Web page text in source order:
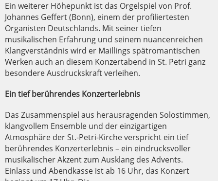
Ein weiterer Höhepunkt ist das Orgelspiel von Prof.
Johannes Geffert (Bonn), einem der profiliertesten
Organisten Deutschlands. Mit seiner tiefen
musikalischen Erfahrung und seinem nuancenreichen
Klangverständnis wird er Maillings spätromantischen
Werken auch an diesem Konzertabend in St. Petri ganz
besondere Ausdruckskraft verleihen.
Ein tief berührendes Konzerterlebnis
Das Zusammenspiel aus herausragenden Solostimmen,
klangvollem Ensemble und der einzigartigen
Atmosphäre der St.-Petri-Kirche verspricht ein tief
berührendes Konzerterlebnis – ein eindrucksvoller
musikalischer Akzent zum Ausklang des Advents.
Einlass und Abendkasse ist ab 16 Uhr, das Konzert